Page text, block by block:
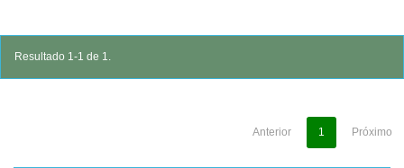
Resultado 1-1 de 1.
Anterior 1 Próximo